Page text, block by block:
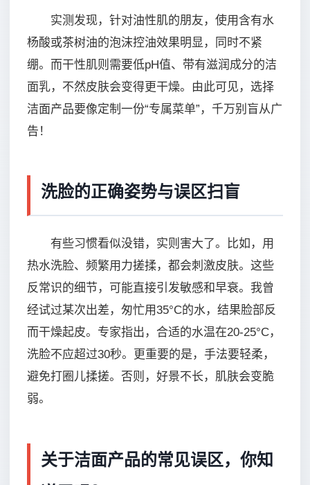
实测发现，针对油性肌的朋友，使用含有水
杨酸或茶树油的泡沫控油效果明显，同时不紧
绷。而干性肌则需要低pH值、带有滋润成分的洁
面乳，不然皮肤会变得更干燥。由此可见，选择
洁面产品要像定制一份“专属菜单”，千万别盲从广
告！
洗脸的正确姿势与误区扫盲
有些习惯看似没错，实则害大了。比如，用
热水洗脸、频繁用力搓揉，都会刺激皮肤。这些
反常识的细节，可能直接引发敏感和早衰。我曾
经试过某次出差，匆忙用35°C的水，结果脸部反
而干燥起皮。专家指出，合适的水温在20-25°C，
洗脸不应超过30秒。更重要的是，手法要轻柔，
避免打圈儿揉搓。否则，好景不长，肌肤会变脆
弱。
关于洁面产品的常见误区，你知